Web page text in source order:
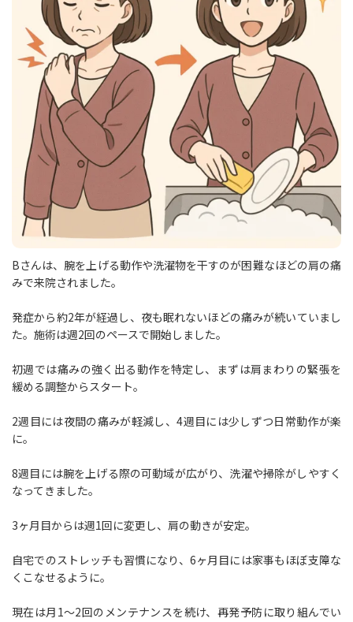
Bさんは、腕を上げる動作や洗濯物を干すのが困難なほどの肩の痛
みで来院されました。
発症から約2年が経過し、夜も眠れないほどの痛みが続いていまし
た。施術は週2回のペースで開始しました。
初週では痛みの強く出る動作を特定し、まずは肩まわりの緊張を
緩める調整からスタート。
2週目には夜間の痛みが軽減し、4週目には少しずつ日常動作が楽
に。
8週目には腕を上げる際の可動域が広がり、洗濯や掃除がしやすく
なってきました。
3ヶ月目からは週1回に変更し、肩の動きが安定。
自宅でのストレッチも習慣になり、6ヶ月目には家事もほぼ支障な
くこなせるように。
現在は月1〜2回のメンテナンスを続け、再発予防に取り組んでい